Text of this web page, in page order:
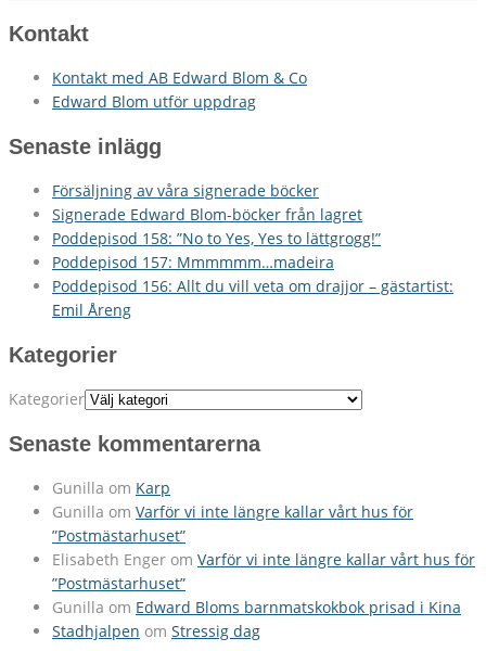
Kontakt
Kontakt med AB Edward Blom & Co
Edward Blom utför uppdrag
Senaste inlägg
Försäljning av våra signerade böcker
Signerade Edward Blom-böcker från lagret
Poddepisod 158: ”No to Yes, Yes to lättgrogg!”
Poddepisod 157: Mmmmmm…madeira
Poddepisod 156: Allt du vill veta om drajjor – gästartist:
Emil Åreng
Kategorier
Kategorier
Senaste kommentarerna
Gunilla om Karp
Gunilla om Varför vi inte längre kallar vårt hus för
”Postmästarhuset”
Elisabeth Enger om Varför vi inte längre kallar vårt hus för
”Postmästarhuset”
Gunilla om Edward Bloms barnmatskokbok prisad i Kina
Stadhjalpen om Stressig dag